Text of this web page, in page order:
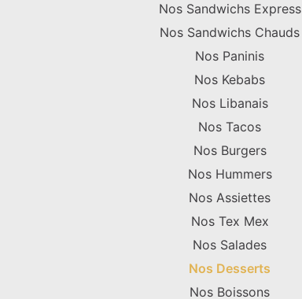
Nos Sandwichs Express
Nos Sandwichs Chauds
Nos Paninis
Nos Kebabs
Nos Libanais
Nos Tacos
Nos Burgers
Nos Hummers
Nos Assiettes
Nos Tex Mex
Nos Salades
Nos Desserts
Nos Boissons